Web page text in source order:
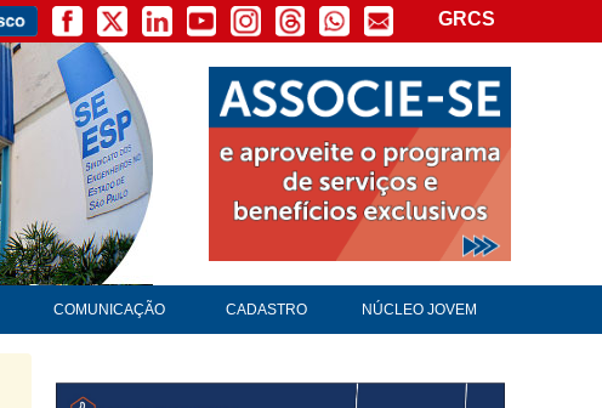
GRCS
COMUNICAÇÃO CADASTRO NÚCLEO JOVEM